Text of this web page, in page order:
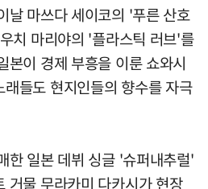
날 마쓰다 세이코의 '푸른 산호
치 마리야의 '플라스틱 러브'를
본이 경제 부흥을 이룬 쇼와시
들도 현지인들의 향수를 자극
한 일본 데뷔 싱글 '슈퍼내추럴'
거물 무라카미 다카시가 현장